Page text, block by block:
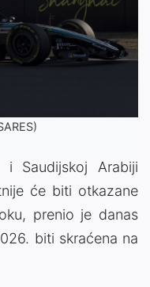
i Saudijskoj Arabiji
će biti otkazane
prenio je danas
biti skraćena na